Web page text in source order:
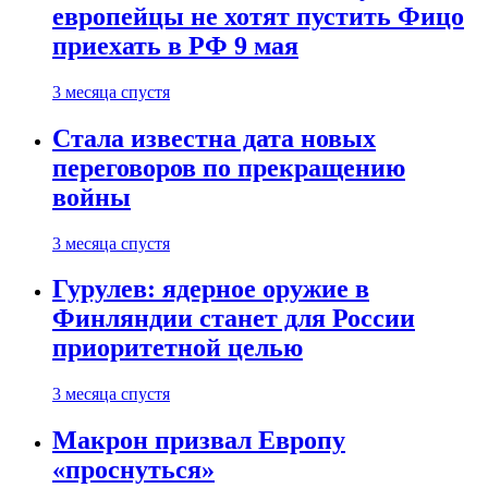
европейцы не хотят пустить Фицо
приехать в РФ 9 мая
3 месяца спустя
Стала известна дата новых
переговоров по прекращению
войны
3 месяца спустя
Гурулев: ядерное оружие в
Финляндии станет для России
приоритетной целью
3 месяца спустя
Макрон призвал Европу
«проснуться»